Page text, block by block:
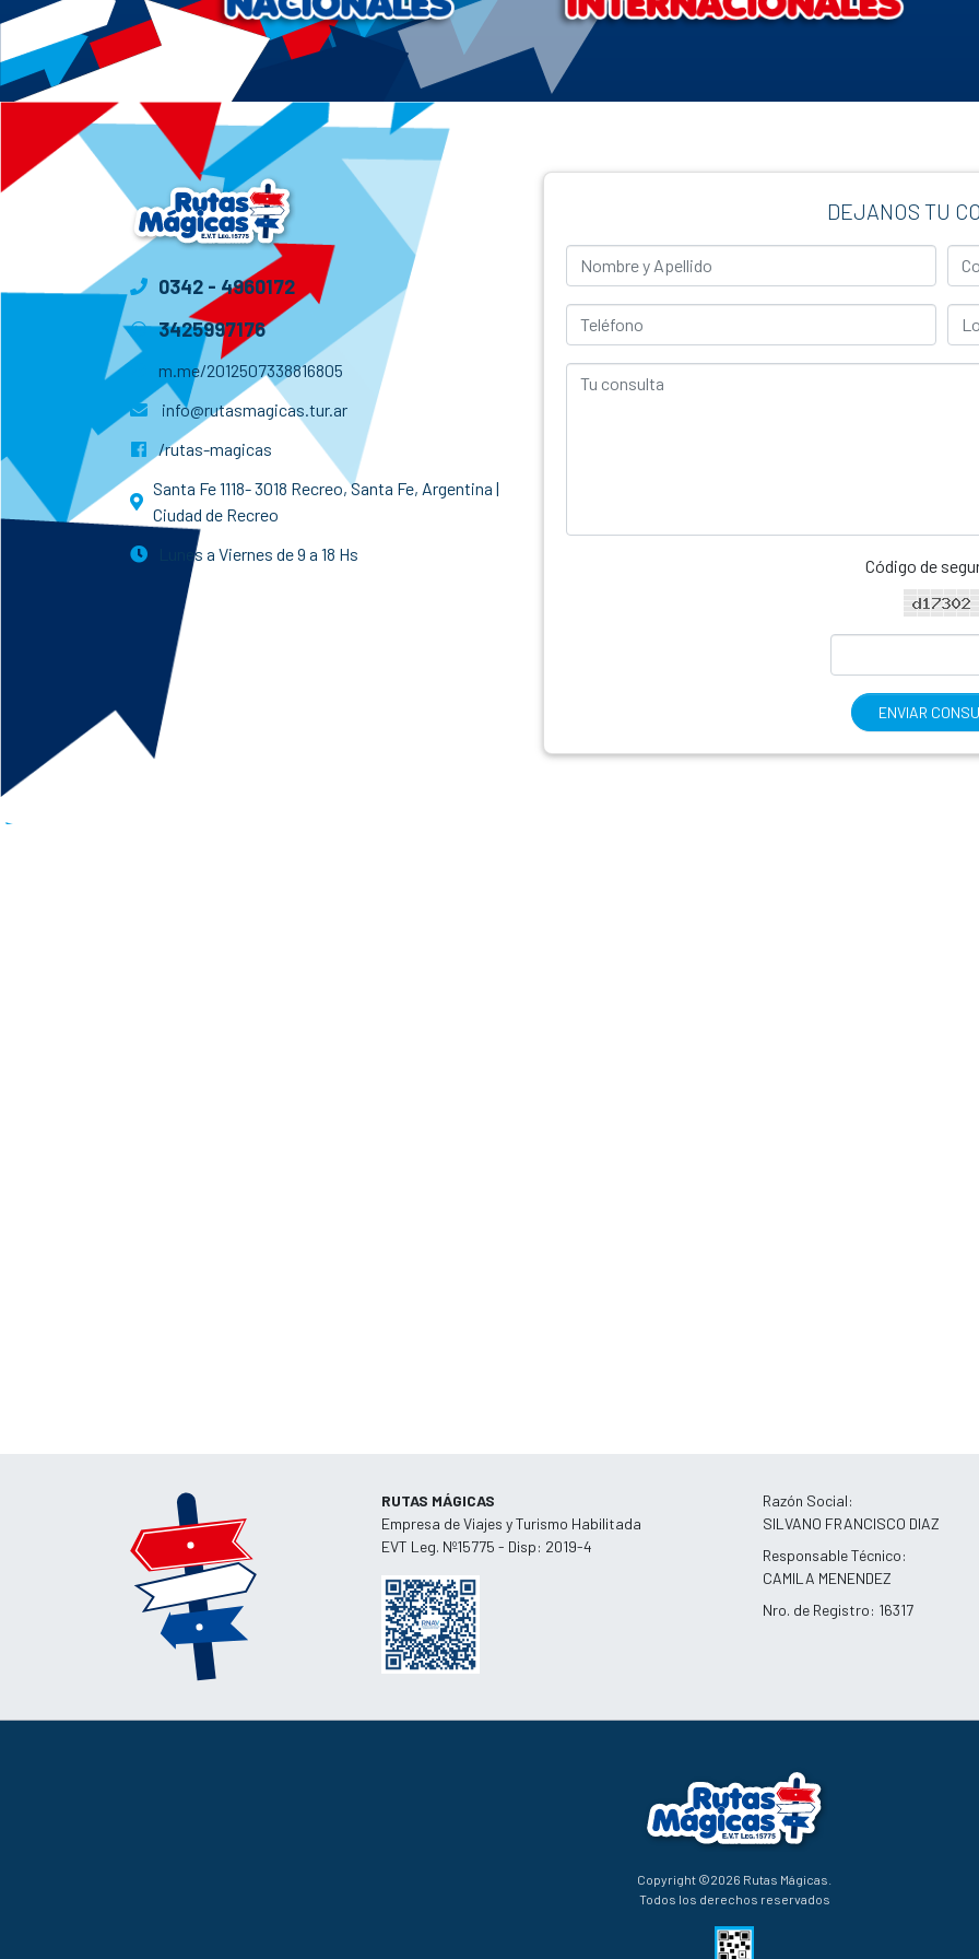
0342 - 4960172
3425997176
m.me/2012507338816805
info@rutasmagicas.tur.ar
/rutas-magicas
Santa Fe 1118- 3018 Recreo, Santa Fe, Argentina |
Ciudad de Recreo
Lunes a Viernes de 9 a 18 Hs
DEJANOS TU
Nombre y Apellido
Teléfono
Tu consulta
Código de
ENVIAR
RUTAS MÁGICAS
Empresa de Viajes y Turismo Habilitada
EVT Leg. Nº15775 - Disp: 2019-4
Razón Social:
SILVANO FRANCISCO DIAZ
Responsable Técnico:
CAMILA MENENDEZ
Nro. de Registro: 16317
Copyright ©2026 Rutas Mágicas.
Todos los derechos reservados